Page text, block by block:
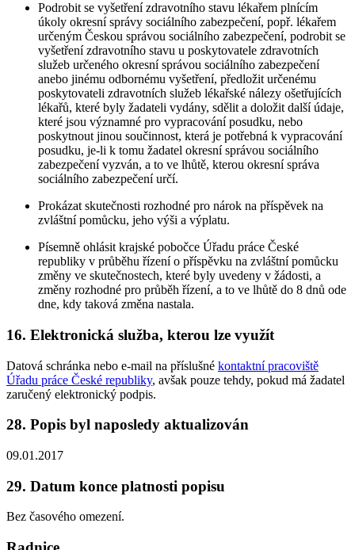
Podrobit se vyšetření zdravotního stavu lékařem plnícím
úkoly okresní správy sociálního zabezpečení, popř. lékařem
určeným Českou správou sociálního zabezpečení, podrobit se
vyšetření zdravotního stavu u poskytovatele zdravotních
služeb určeného okresní správou sociálního zabezpečení
anebo jinému odbornému vyšetření, předložit určenému
poskytovateli zdravotních služeb lékařské nálezy ošetřujících
lékařů, které byly žadateli vydány, sdělit a doložit další údaje,
které jsou významné pro vypracování posudku, nebo
poskytnout jinou součinnost, která je potřebná k vypracování
posudku, je-li k tomu žadatel okresní správou sociálního
zabezpečení vyzván, a to ve lhůtě, kterou okresní správa
sociálního zabezpečení určí.
Prokázat skutečnosti rozhodné pro nárok na příspěvek na
zvláštní pomůcku, jeho výši a výplatu.
Písemně ohlásit krajské pobočce Úřadu práce České
republiky v průběhu řízení o příspěvku na zvláštní pomůcku
změny ve skutečnostech, které byly uvedeny v žádosti, a
změny rozhodné pro průběh řízení, a to ve lhůtě do 8 dnů ode
dne, kdy taková změna nastala.
16. Elektronická služba, kterou lze využít
Datová schránka nebo e-mail na příslušné kontaktní pracoviště
Úřadu práce České republiky, avšak pouze tehdy, pokud má žadatel
zaručený elektronický podpis.
28. Popis byl naposledy aktualizován
09.01.2017
29. Datum konce platnosti popisu
Bez časového omezení.